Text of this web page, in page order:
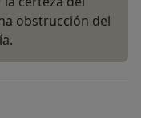
obstrucción del